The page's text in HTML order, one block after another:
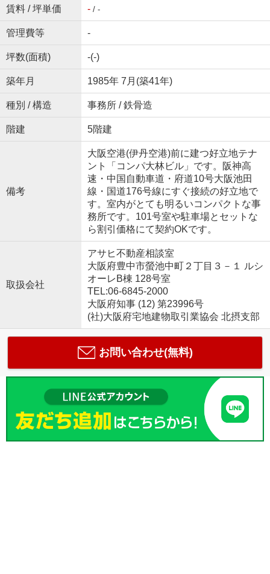
賃料 / 坪単価 -/ -
管理費等 -
坪数(面積) -(-)
築年月 1985年 7月(築41年)
種別 / 構造 事務所 / 鉄骨造
階建 5階建
備考
大阪空港(伊丹空港)前に建つ好立地テナ
ント「コンパ大林ビル」です。阪神高
速・中国自動車道・府道10号大阪池田
線・国道176号線にすぐ接続の好立地で
す。室内がとても明るいコンパクトな事
務所です。101号室や駐車場とセットな
ら割引価格にて契約OKです。
取扱会社
アサヒ不動産相談室
大阪府豊中市螢池中町２丁目３－１ ルシ
オーレB棟 128号室
TEL:06-6845-2000
大阪府知事 (12) 第23996号
(社)大阪府宅地建物取引業協会 北摂支部
お問い合わせ(無料)